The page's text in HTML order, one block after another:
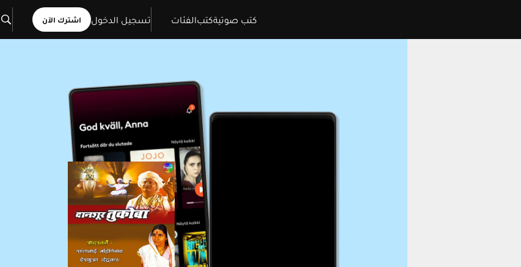
كتب صوتيةكتبالفئات تسجيل الدخول اشترك الآن